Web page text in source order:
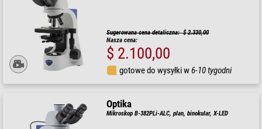
Sugerowana cena detaliczna: $ 2.330,00
Nasza cena:
$ 2.100,00
gotowe do wysyłki w6-10 tygodni
Optika
Mikroskop B-382PLi-ALC, plan, binokular, X-LED